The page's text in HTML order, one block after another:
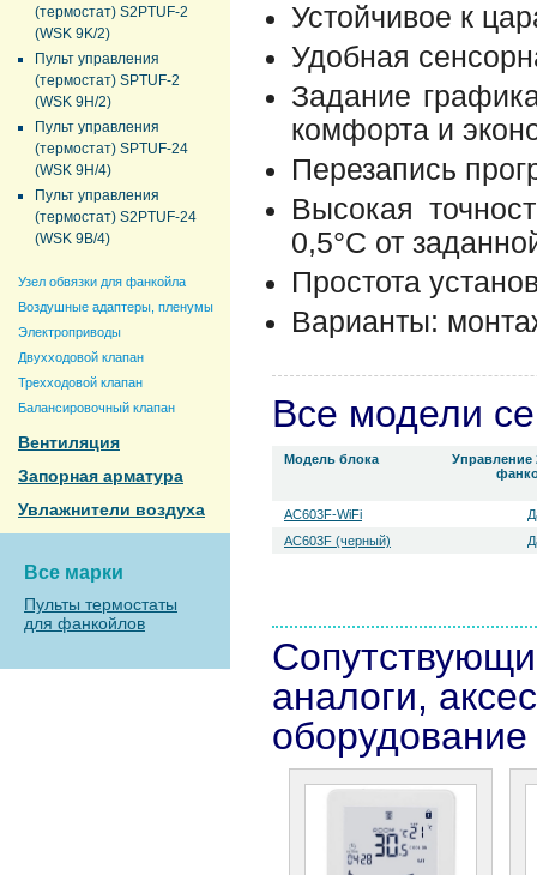
(термостат) S2PTUF-2
(WSK 9K/2)
Пульт управления
(термостат) SPTUF-2
(WSK 9H/2)
Пульт управления
(термостат) SPTUF-24
(WSK 9H/4)
Пульт управления
(термостат) S2PTUF-24
(WSK 9B/4)
Узел обвязки для фанкойла
Воздушные адаптеры, пленумы
Электроприводы
Двухходовой клапан
Трехходовой клапан
Балансировочный клапан
Вентиляция
Запорная арматура
Увлажнители воздуха
Все марки
Пульты термостаты
для фанкойлов
Устойчивое к
Удобная
Задание
комфорта и
Перезапись
Высокая
0,5°C от
Простота
Варианты:
Все модели
Модель блока
Управление
AC603F-WiFi
AC603F (черный)
аналоги,
оборудование